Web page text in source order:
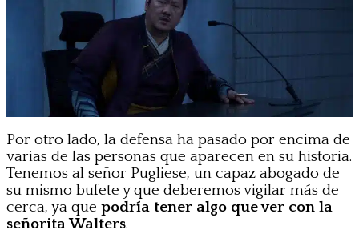
Por otro lado, la defensa ha pasado por encima de
varias de las personas que aparecen en su historia.
Tenemos al señor Pugliese, un capaz abogado de
su mismo bufete y que deberemos vigilar más de
cerca, ya que podría tener algo que ver con la
señorita Walters.